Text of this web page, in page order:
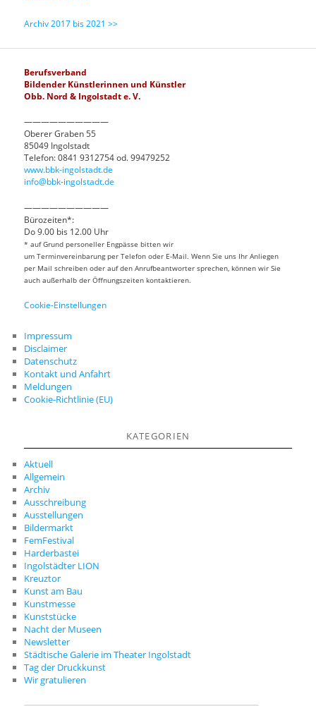
Archiv 2017 bis 2021 >>
Berufsverband
Bildender Künstlerinnen und Künstler
Obb. Nord & Ingolstadt e. V.
——————————
Oberer Graben 55
85049 Ingolstadt
Telefon: 0841 9312754 od. 99479252
www.bbk-ingolstadt.de
info@bbk-ingolstadt.de
——————————
Bürozeiten*:
Do 9.00 bis 12.00 Uhr
* auf Grund personeller Engpässe bitten wir
um Terminvereinbarung per Telefon oder E-Mail. Wenn Sie uns Ihr Anliegen
per Mail schreiben oder auf den Anrufbeantworter sprechen, können wir Sie
auch außerhalb der Öffnungszeiten kontaktieren.
Cookie-Einstellungen
Impressum
Disclaimer
Datenschutz
Kontakt und Anfahrt
Meldungen
Cookie-Richtlinie (EU)
KATEGORIEN
Aktuell
Allgemein
Archiv
Ausschreibung
Ausstellungen
Bildermarkt
FemFestival
Harderbastei
Ingolstädter LION
Kreuztor
Kunst am Bau
Kunstmesse
Kunststücke
Nacht der Museen
Newsletter
Städtische Galerie im Theater Ingolstadt
Tag der Druckkunst
Wir gratulieren